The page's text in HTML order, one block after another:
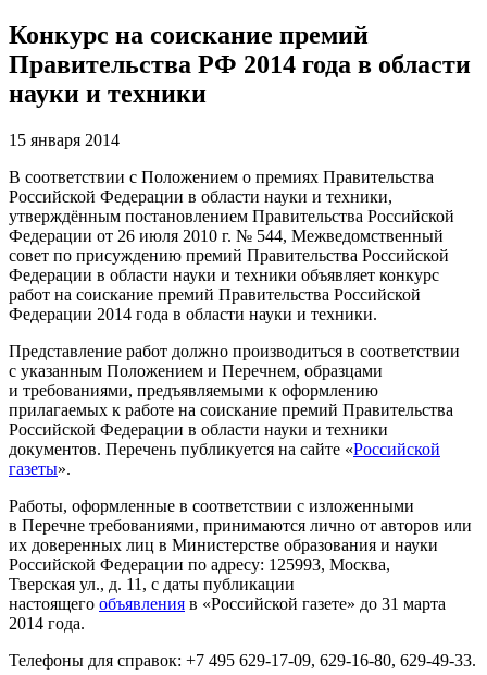
Конкурс на соискание премий
Правительства РФ 2014 года в области
науки и техники
15 января 2014
В соответствии с Положением о премиях Правительства
Российской Федерации в области науки и техники,
утверждённым постановлением Правительства Российской
Федерации от 26 июля 2010 г. № 544, Межведомственный
совет по присуждению премий Правительства Российской
Федерации в области науки и техники объявляет конкурс
работ на соискание премий Правительства Российской
Федерации 2014 года в области науки и техники.
Представление работ должно производиться в соответствии
с указанным Положением и Перечнем, образцами
и требованиями, предъявляемыми к оформлению
прилагаемых к работе на соискание премий Правительства
Российской Федерации в области науки и техники
документов. Перечень публикуется на сайте «Российской
газеты».
Работы, оформленные в соответствии с изложенными
в Перечне требованиями, принимаются лично от авторов или
их доверенных лиц в Министерстве образования и науки
Российской Федерации по адресу: 125993, Москва,
Тверская ул., д. 11, с даты публикации
настоящего объявления в «Российской газете» до 31 марта
2014 года.
Телефоны для справок: +7 495 629-17-09, 629-16-80, 629-49-33.